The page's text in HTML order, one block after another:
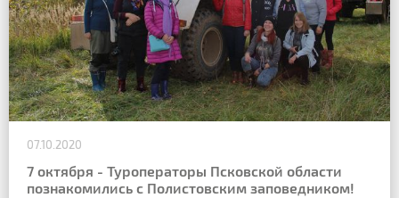
07.10.2020
7 октября - Туроператоры Псковской области
познакомились с Полистовским заповедником!